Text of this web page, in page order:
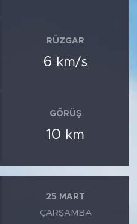
RÜZGAR
6 km/s
GÖRÜŞ
10 km
25 MART
ÇARŞAMBA